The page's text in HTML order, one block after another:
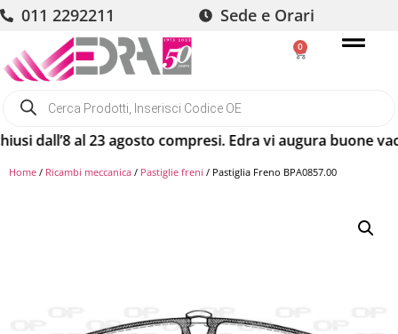
011 2292211 Sede e Orari
0
al 23 agosto compresi. Edra vi augura buone
Home / Ricambi meccanica / Pastiglie freni / Pastiglia Freno BPA0857.00